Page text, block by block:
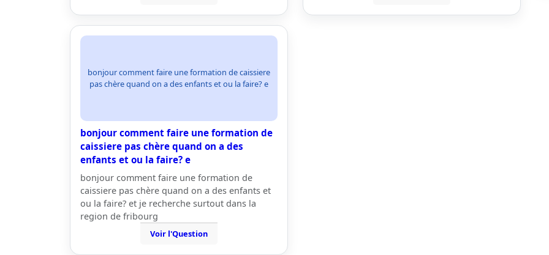
bonjour comment faire une formation de caissiere
pas chère quand on a des enfants et ou la faire? e
bonjour comment faire une formation de
caissiere pas chère quand on a des
enfants et ou la faire? e
bonjour comment faire une formation de
caissiere pas chère quand on a des enfants et
ou la faire? et je recherche surtout dans la
region de fribourg
Voir l'Question